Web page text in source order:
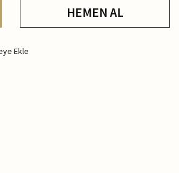
HEMEN AL
Ekle